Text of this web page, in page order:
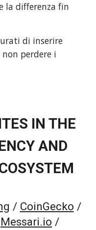
la differenza fin
di inserire
perdere i
IN THE
AND
/ CoinGecko /
Messari.io /